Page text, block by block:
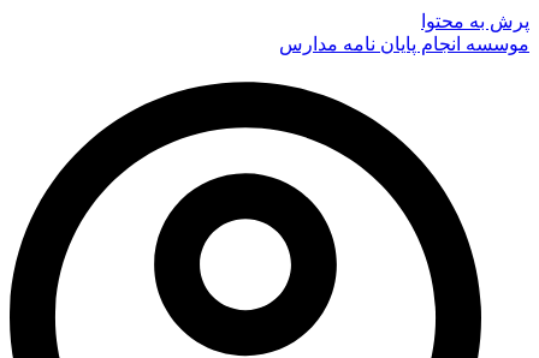
پرش به محتوا
موسسه انجام پایان نامه مدارس